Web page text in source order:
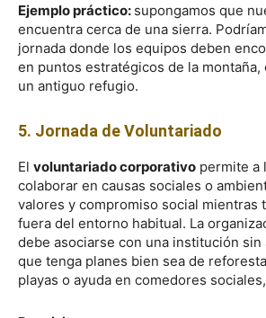
Ejemplo práctico: supongamos que
encuentra cerca de una sierra.
jornada donde los equipos deben
en puntos estratégicos de la montaña,
un antiguo refugio.
5. Jornada de Voluntariado
El voluntariado corporativo permite a
colaborar en causas sociales o
valores y compromiso social mientras
fuera del entorno habitual. La
debe asociarse con una institución sin
que tenga planes bien sea de
playas o ayuda en comedores